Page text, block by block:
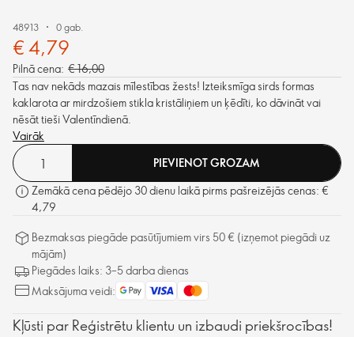
48913 0 gab.
€ 4,79
Pilnā cena: € 16,00
Tas nav nekāds mazais mīlestības žests! Izteiksmīga sirds formas
kaklarota ar mirdzošiem stikla kristāliņiem un ķēdīti, ko dāvināt vai
nēsāt tieši Valentīndienā.
Vairāk
PIEVIENOT GROZAM
Zemākā cena pēdējo 30 dienu laikā pirms pašreizējās cenas: €
4,79
Bezmaksas piegāde pasūtījumiem virs 50 € (izņemot piegādi uz
mājām)
Piegādes laiks: 3–5 darba dienas
Maksājuma veidi:
Kļūsti par Reģistrētu klientu un izbaudi priekšrocības!